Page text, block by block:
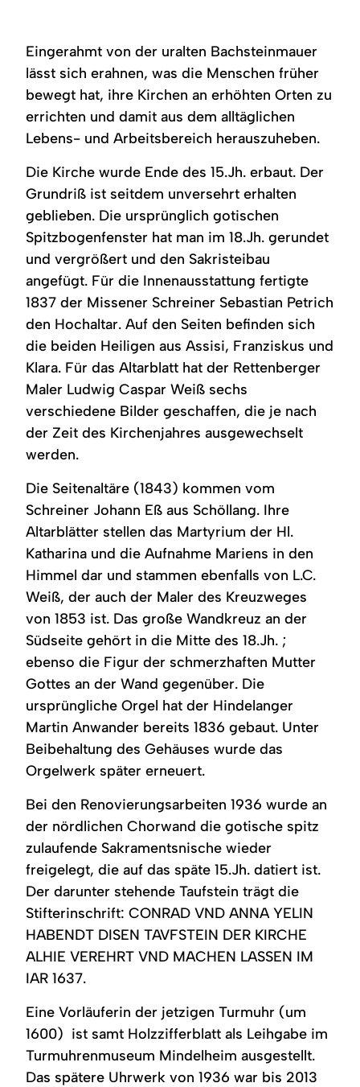
Eingerahmt von der uralten Bachsteinmauer
lässt sich erahnen, was die Menschen früher
bewegt hat, ihre Kirchen an erhöhten Orten zu
errichten und damit aus dem alltäglichen
Lebens- und Arbeitsbereich herauszuheben.
Die Kirche wurde Ende des 15.Jh. erbaut. Der
Grundriß ist seitdem unversehrt erhalten
geblieben. Die ursprünglich gotischen
Spitzbogenfenster hat man im 18.Jh. gerundet
und vergrößert und den Sakristeibau
angefügt. Für die Innenausstattung fertigte
1837 der Missener Schreiner Sebastian Petrich
den Hochaltar. Auf den Seiten befinden sich
die beiden Heiligen aus Assisi, Franziskus und
Klara. Für das Altarblatt hat der Rettenberger
Maler Ludwig Caspar Weiß sechs
verschiedene Bilder geschaffen, die je nach
der Zeit des Kirchenjahres ausgewechselt
werden.
Die Seitenaltäre (1843) kommen vom
Schreiner Johann Eß aus Schöllang. Ihre
Altarblätter stellen das Martyrium der Hl.
Katharina und die Aufnahme Mariens in den
Himmel dar und stammen ebenfalls von L.C.
Weiß, der auch der Maler des Kreuzweges
von 1853 ist. Das große Wandkreuz an der
Südseite gehört in die Mitte des 18.Jh. ;
ebenso die Figur der schmerzhaften Mutter
Gottes an der Wand gegenüber. Die
ursprüngliche Orgel hat der Hindelanger
Martin Anwander bereits 1836 gebaut. Unter
Beibehaltung des Gehäuses wurde das
Orgelwerk später erneuert.
Bei den Renovierungsarbeiten 1936 wurde an
der nördlichen Chorwand die gotische spitz
zulaufende Sakramentsnische wieder
freigelegt, die auf das späte 15.Jh. datiert ist.
Der darunter stehende Taufstein trägt die
Stifterinschrift: CONRAD VND ANNA YELIN
HABENDT DISEN TAVFSTEIN DER KIRCHE
ALHIE VEREHRT VND MACHEN LASSEN IM
IAR 1637.
Eine Vorläuferin der jetzigen Turmuhr (um
1600) ist samt Holzzifferblatt als Leihgabe im
Turmuhrenmuseum Mindelheim ausgestellt.
Das spätere Uhrwerk von 1936 war bis 2013